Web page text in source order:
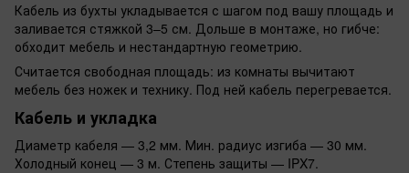
Кабель из бухты укладывается с шагом под вашу площадь и
заливается стяжкой 3–5 см. Дольше в монтаже, но гибче:
обходит мебель и нестандартную геометрию.
Считается свободная площадь: из комнаты вычитают
мебель без ножек и технику. Под ней кабель перегревается.
Кабель и укладка
Диаметр кабеля — 3,2 мм. Мин. радиус изгиба — 30 мм.
Холодный конец — 3 м. Степень защиты — IPX7.